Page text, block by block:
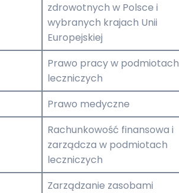
zdrowotnych w Polsce i
wybranych krajach Unii
Europejskiej
Prawo pracy w podmiotach
leczniczych
Prawo medyczne
Rachunkowość finansowa i
zarządcza w podmiotach
leczniczych
Zarządzanie zasobami